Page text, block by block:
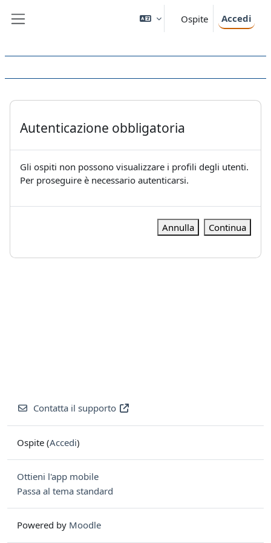
Ospite Accedi
Autenticazione obbligatoria
Gli ospiti non possono visualizzare i profili degli utenti.
Per proseguire è necessario autenticarsi.
Annulla Continua
Contatta il supporto
Ospite (Accedi)
Ottieni l'app mobile
Passa al tema standard
Powered by Moodle